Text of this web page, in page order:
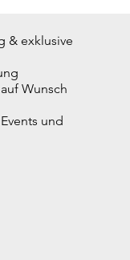
& exklusive
Wunsch
und